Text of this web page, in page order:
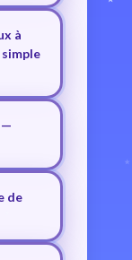
à
simple
—
de